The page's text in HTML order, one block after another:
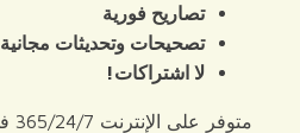
تصاريح فورية
تصحيحات وتحديثات مجانية
لا اشتراكات!
متوفر على الإنترنت 365/24/7 في